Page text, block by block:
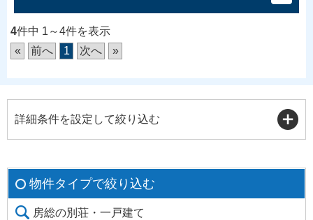
4件中 1～4件を表示
«
前へ 1 次へ »
詳細条件を設定して絞り込む
物件タイプで絞り込む
房総の別荘・一戸建て